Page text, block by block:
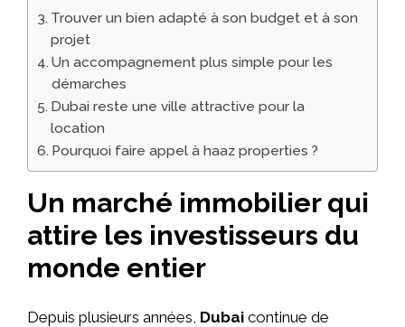
Trouver un bien adapté à son budget et à son
projet
Un accompagnement plus simple pour les
démarches
Dubai reste une ville attractive pour la
location
Pourquoi faire appel à haaz properties ?
Un marché immobilier qui
attire les investisseurs du
monde entier
Depuis plusieurs années, Dubai continue de